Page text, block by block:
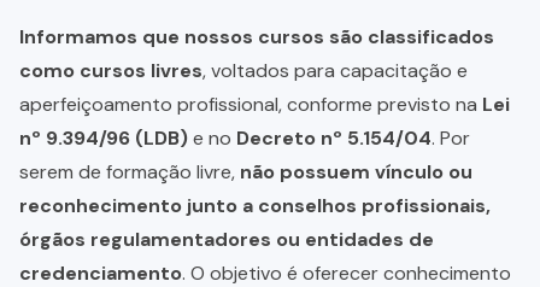
Informamos que nossos cursos são classificados
como cursos livres, voltados para capacitação e
aperfeiçoamento profissional, conforme previsto na Lei
nº 9.394/96 (LDB)e no Decreto nº 5.154/04. Por
serem de formação livre, não possuem vínculo ou
reconhecimento junto a conselhos profissionais,
órgãos regulamentadores ou entidades de
credenciamento. O objetivo é oferecer conhecimento